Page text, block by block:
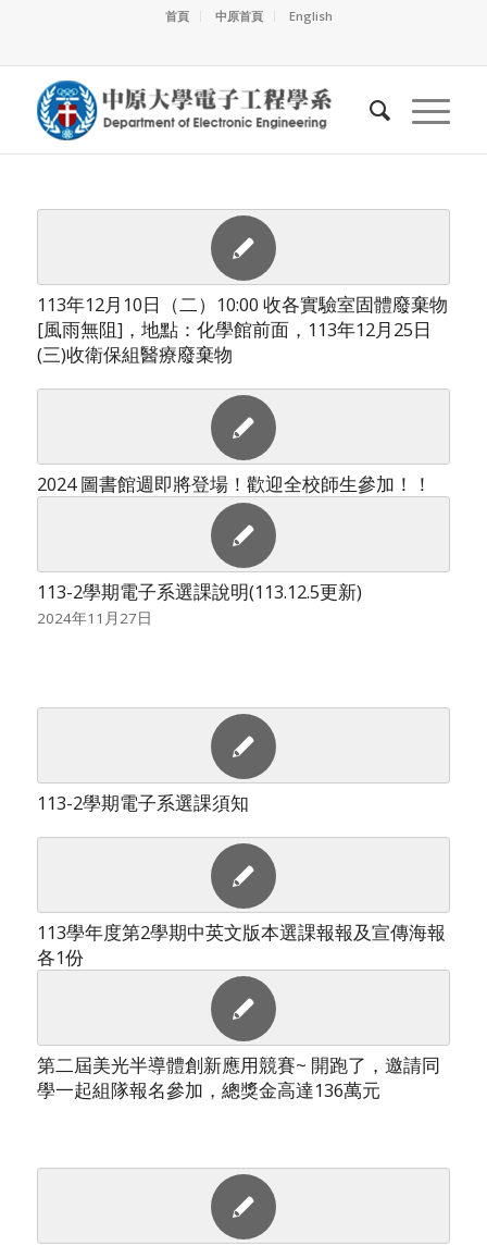
首頁 中原首頁 English
113年12月10日（二）10:00 收各實驗室固體廢棄物
[風雨無阻]，地點：化學館前面，113年12月25日
(三)收衛保組醫療廢棄物
2024 圖書館週即將登場！歡迎全校師生參加！！
113-2學期電子系選課說明(113.12.5更新)
2024年11月27日
113-2學期電子系選課須知
113學年度第2學期中英文版本選課報報及宣傳海報
各1份
第二屆美光半導體創新應用競賽~ 開跑了，邀請同
學一起組隊報名參加，總獎金高達136萬元